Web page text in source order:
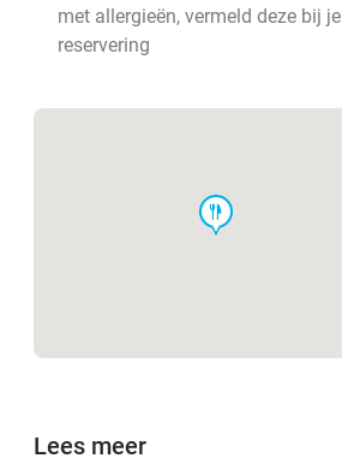
met allergieën, vermeld deze bij je
reservering
food
Lees meer